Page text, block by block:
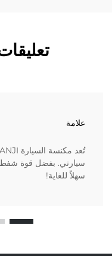
علامة
سيارتي. بفضل قوة
سهلاً للغاية!